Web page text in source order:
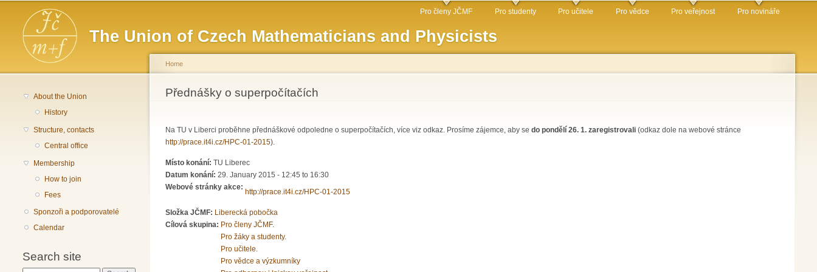
The Union of Czech Mathematicians and Physicists
Main menu Pro členy JČMF Pro studenty Pro učitele Pro vědce Pro veřejnost Pro novináře
About the Union
History
Structure, contacts
Central office
Membership
How to join
Fees
Sponzoři a podporovatelé
Calendar
Search site
You are here
Home
Přednášky o superpočítačích
Na TU v Liberci proběhne přednáškové odpoledne o superpočítačích, více viz odkaz. Prosíme zájemce, aby se do pondělí 26. 1. zaregistrovali (odkaz dole na webové stránce
http://prace.it4i.cz/HPC-01-2015).
Místo konání: TU Liberec
Datum konání: 29. January 2015 - 12:45 to 16:30
Webové stránky akce:
http://prace.it4i.cz/HPC-01-2015
Složka JČMF: Liberecká pobočka
Cílová skupina: Pro členy JČMF.
Pro žáky a studenty.
Pro učitele.
Pro vědce a výzkumníky